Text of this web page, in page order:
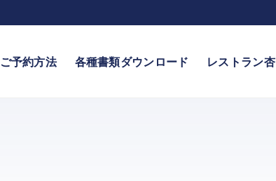
ご予約方法 各種書類ダウンロード レストラン杏